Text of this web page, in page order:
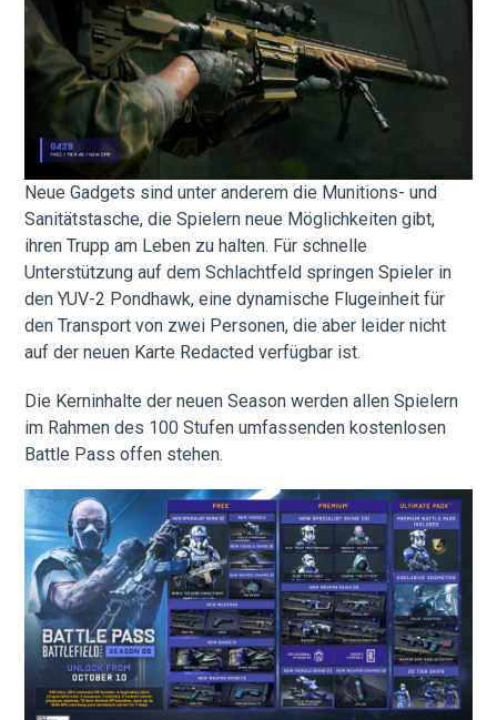
Neue Gadgets sind unter anderem die Munitions- und
Sanitätstasche, die Spielern neue Möglichkeiten gibt,
ihren Trupp am Leben zu halten. Für schnelle
Unterstützung auf dem Schlachtfeld springen Spieler in
den YUV-2 Pondhawk, eine dynamische Flugeinheit für
den Transport von zwei Personen, die aber leider nicht
auf der neuen Karte Redacted verfügbar ist.
Die Kerninhalte der neuen Season werden allen Spielern
im Rahmen des 100 Stufen umfassenden kostenlosen
Battle Pass offen stehen.